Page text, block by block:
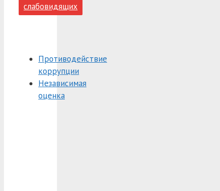
слабовидящих
Противодействие
коррупции
Независимая
оценка